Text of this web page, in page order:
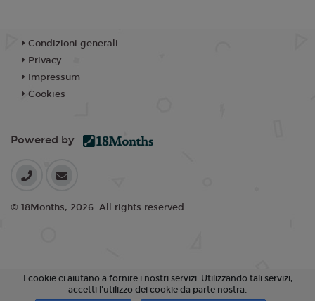
Condizioni generali
Privacy
Impressum
Cookies
Powered by
© 18Months, 2026. All rights reserved
I cookie ci aiutano a fornire i nostri servizi. Utilizzando tali servizi,
accetti l'utilizzo dei cookie da parte nostra.